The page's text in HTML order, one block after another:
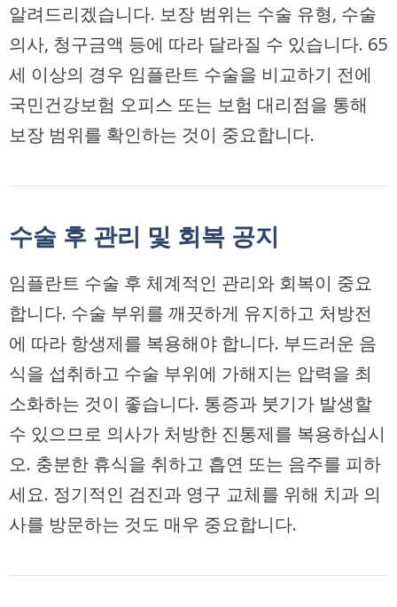
알려드리겠습니다. 보장 범위는 수술 유형, 수술
의사, 청구금액 등에 따라 달라질 수 있습니다. 65
세 이상의 경우 임플란트 수술을 비교하기 전에
국민건강보험 오피스 또는 보험 대리점을 통해
보장 범위를 확인하는 것이 중요합니다.
수술 후 관리 및 회복 공지
임플란트 수술 후 체계적인 관리와 회복이 중요
합니다. 수술 부위를 깨끗하게 유지하고 처방전
에 따라 항생제를 복용해야 합니다. 부드러운 음
식을 섭취하고 수술 부위에 가해지는 압력을 최
소화하는 것이 좋습니다. 통증과 붓기가 발생할
수 있으므로 의사가 처방한 진통제를 복용하십시
오. 충분한 휴식을 취하고 흡연 또는 음주를 피하
세요. 정기적인 검진과 영구 교체를 위해 치과 의
사를 방문하는 것도 매우 중요합니다.